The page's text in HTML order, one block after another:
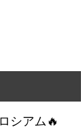
シアム🔥